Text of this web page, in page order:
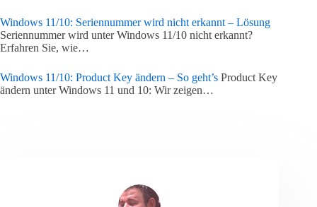
Windows 11/10: Seriennummer wird nicht erkannt – Lösung
Seriennummer wird unter Windows 11/10 nicht erkannt?
Erfahren Sie, wie…
Windows 11/10: Product Key ändern – So geht’s Product Key
ändern unter Windows 11 und 10: Wir zeigen…